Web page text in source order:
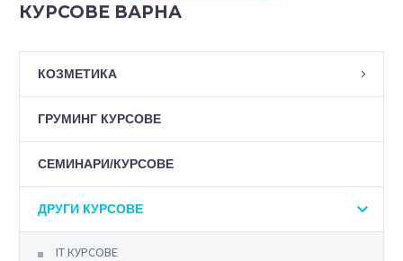
КУРСОВЕ ВАРНА
КОЗМЕТИКА
ГРУМИНГ КУРСОВЕ
СЕМИНАРИ/КУРСОВЕ
ДРУГИ КУРСОВЕ
IT КУРСОВЕ